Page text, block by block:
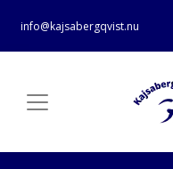
info@kajsabergqvist.nu